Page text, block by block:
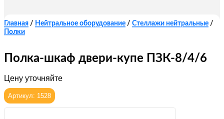
Главная / Нейтральное оборудование / Стеллажи нейтральные /
Полки
Полка-шкаф двери-купе ПЗК-8/4/6
Цену уточняйте
Артикул: 1528